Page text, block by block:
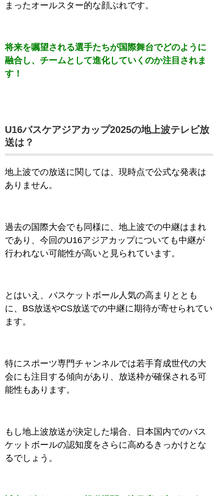
まったオールスター的な顔ぶれです。
将来を嘱望される選手たちが国際舞台でどのように
融合し、チームとして進化していくのか注目されま
す！
U16バスケアジアカップ2025の地上波テレビ放
送は？
地上波での放送に関しては、現時点で公式な発表は
ありません。
過去の国際大会でも同様に、地上波での中継はまれ
であり、今回のU16アジアカップについても中継が
行われない可能性が高いと見られています。
とはいえ、バスケットボール人気の高まりととも
に、BS放送やCS放送での中継に期待が寄せられてい
ます。
特にスポーツ専門チャンネルでは若手育成世代の大
会にも注目する傾向があり、放送枠が確保される可
能性もあります。
もし地上波放送が決定した場合、日本国内でのバス
ケットボールの認知度をさらに高めるきっかけとな
るでしょう。